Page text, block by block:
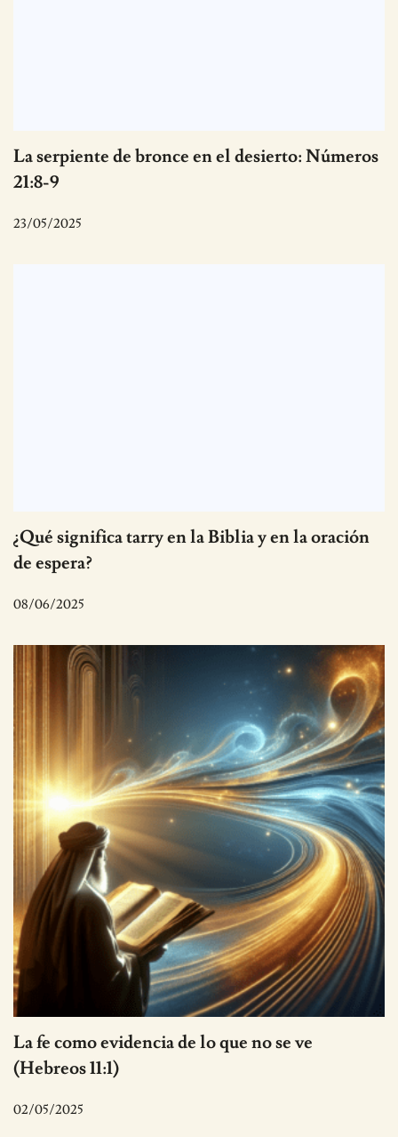
La serpiente de bronce en el desierto: Números
21:8-9
23/05/2025
¿Qué significa tarry en la Biblia y en la oración
de espera?
08/06/2025
La fe como evidencia de lo que no se ve
(Hebreos 11:1)
02/05/2025